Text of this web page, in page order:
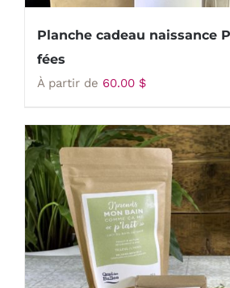
Planche cadeau naissance
fées
À partir de 60.00 $